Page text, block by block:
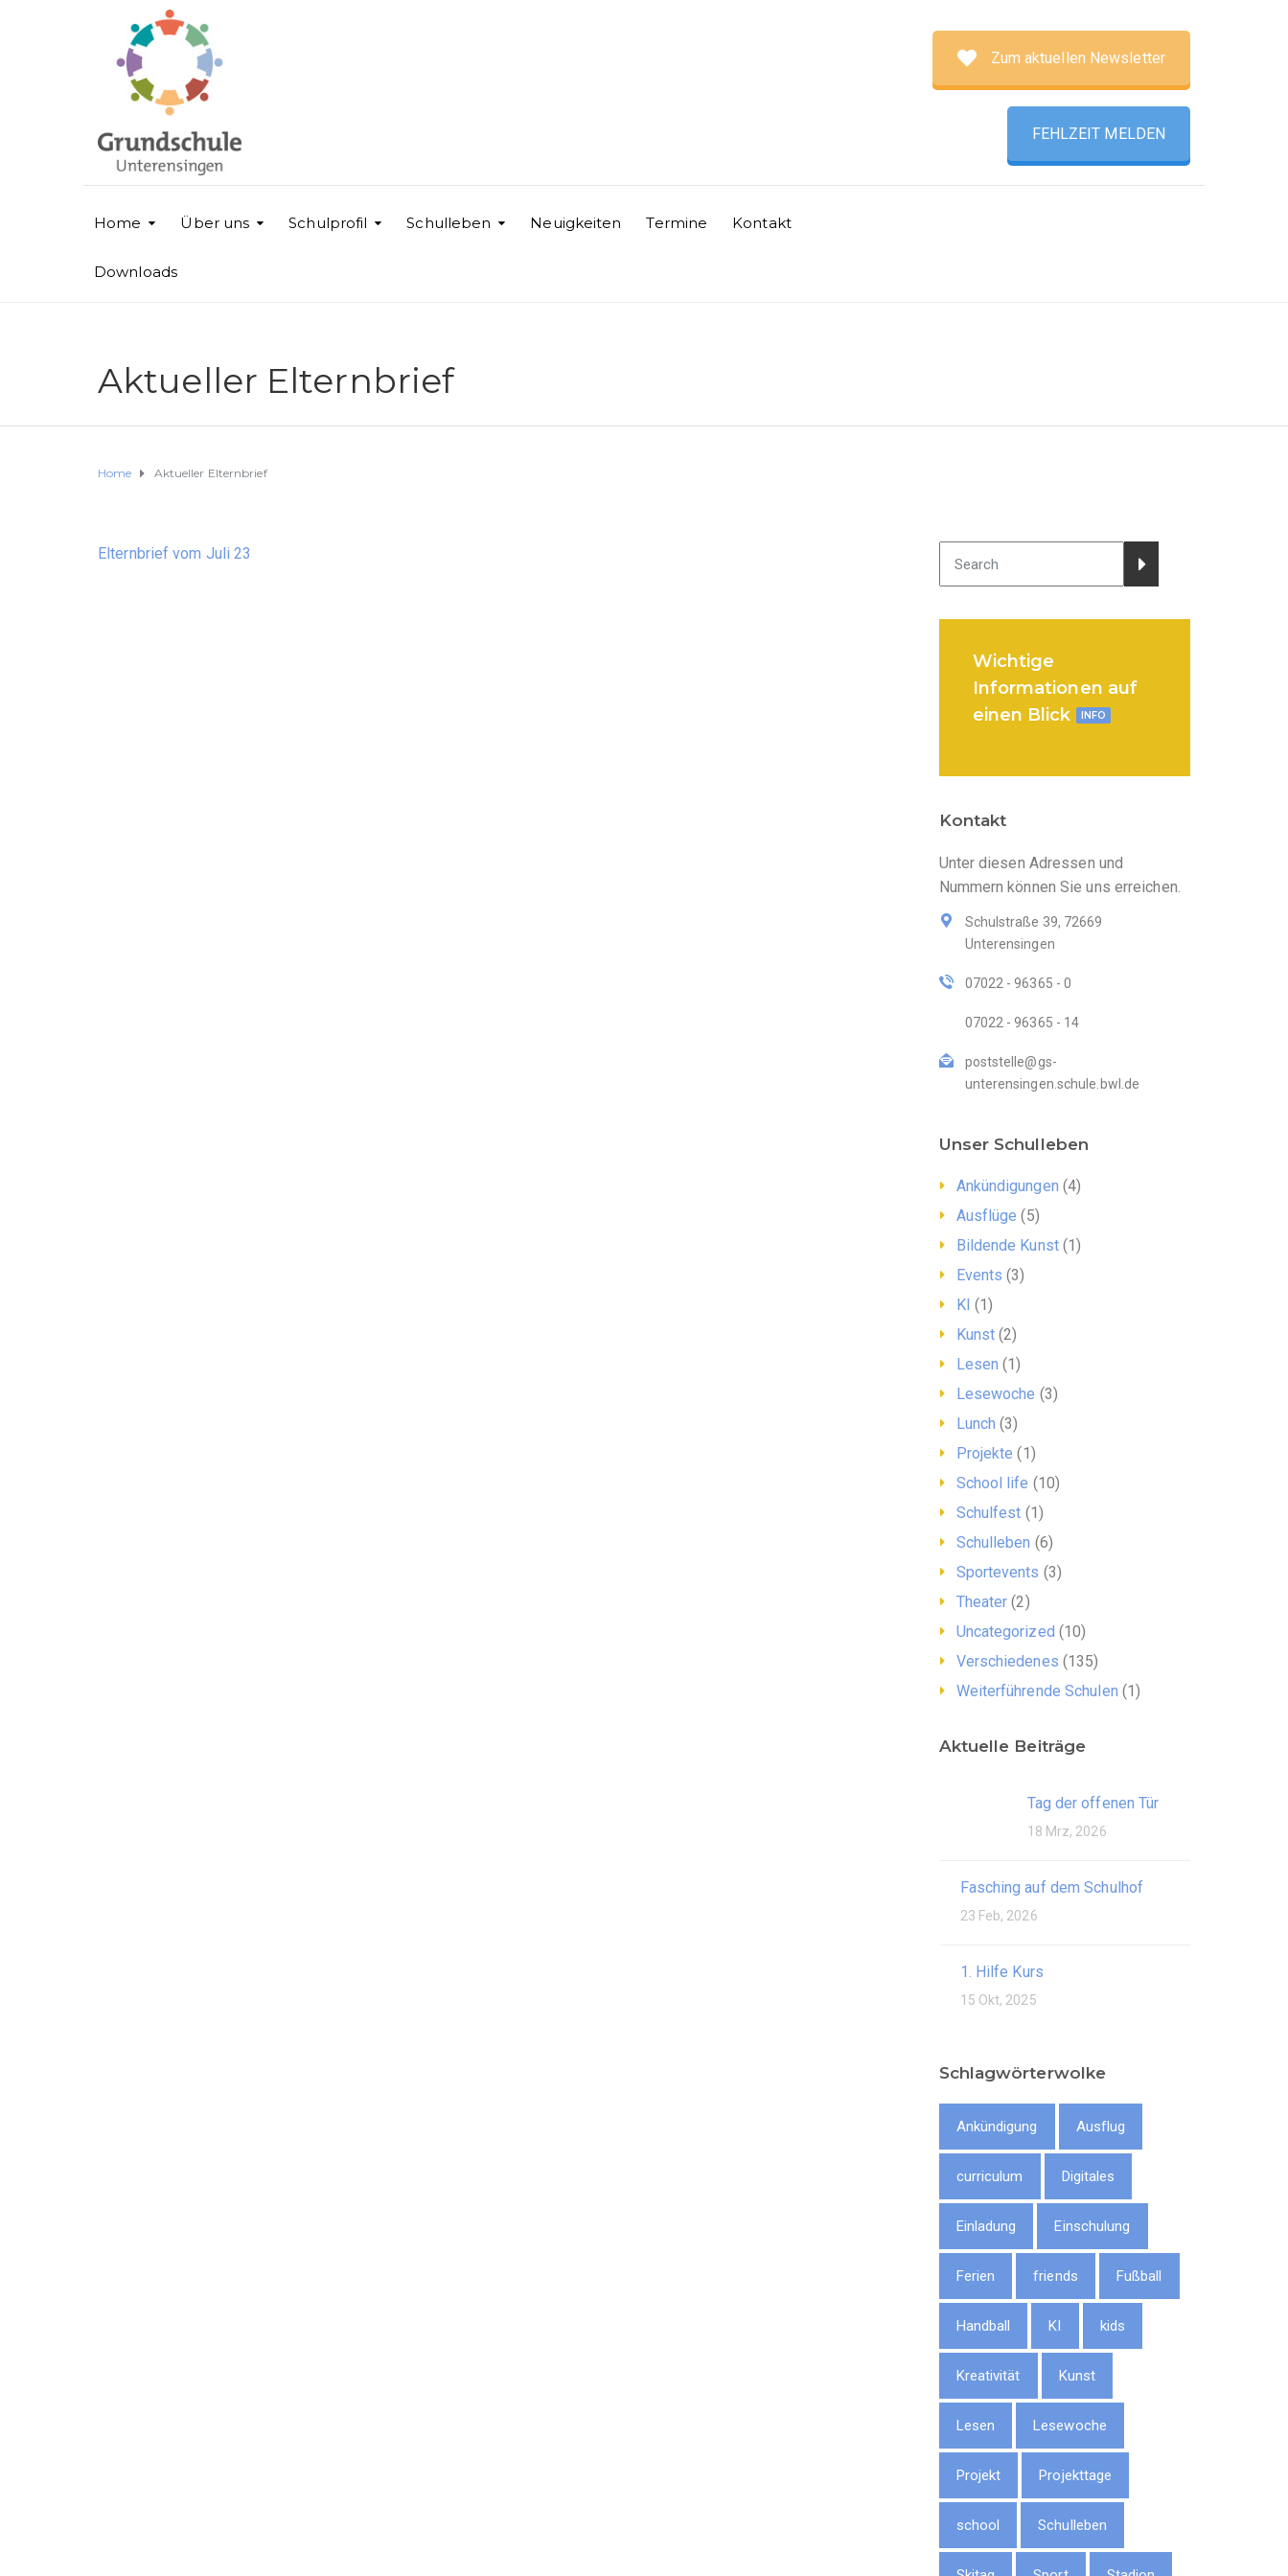
Zum aktuellen Newsletter
FEHLZEIT MELDEN
Home Über uns Schulprofil Schulleben Neuigkeiten Termine Kontakt
Downloads
Aktueller Elternbrief
Home Aktueller Elternbrief
Elternbrief vom Juli 23
Wichtige
Informationen auf
einen Blick
INFO
Kontakt
Unter diesen Adressen und
Nummern können Sie uns erreichen.
Schulstraße 39, 72669
Unterensingen
07022 - 96365 - 0
07022 - 96365 - 14
poststelle@gs-
unterensingen.schule.bwl.de
Unser Schulleben
Ankündigungen (4)
Ausflüge (5)
Bildende Kunst(1)
Events (3)
KI (1)
Kunst (2)
Lesen (1)
Lesewoche (3)
Lunch (3)
Projekte (1)
School life (10)
Schulfest (1)
Schulleben (6)
Sportevents (3)
Theater (2)
Uncategorized (10)
Verschiedenes (135)
Weiterführende Schulen (1)
Aktuelle Beiträge
Tag der offenen Tür
18 Mrz, 2026
Fasching auf dem Schulhof
23 Feb, 2026
1. Hilfe Kurs
15 Okt, 2025
Schlagwörterwolke
Ankündigung Ausflug
curriculum Digitales
Einladung Einschulung
Ferien friends Fußball
Handball KI kids
Kreativität Kunst
Lesen Lesewoche
Projekt Projekttage
school Schulleben